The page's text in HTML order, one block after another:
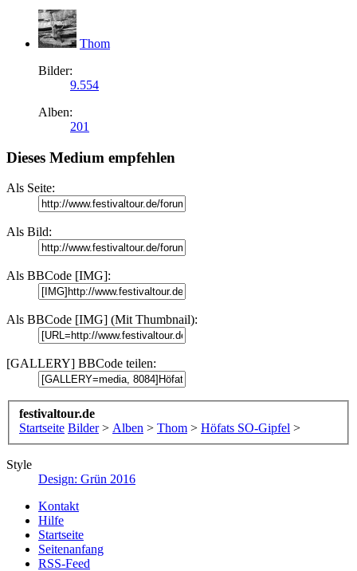
Thom
Bilder:
9.554
Alben:
201
Dieses Medium empfehlen
Als Seite:
Als Bild:
Als BBCode [IMG]:
Als BBCode [IMG] (Mit Thumbnail):
[GALLERY] BBCode teilen:
festivaltour.de
Startseite Bilder > Alben > Thom > Höfats SO-Gipfel >
Style
Design: Grün 2016
Kontakt
Hilfe
Startseite
Seitenanfang
RSS-Feed